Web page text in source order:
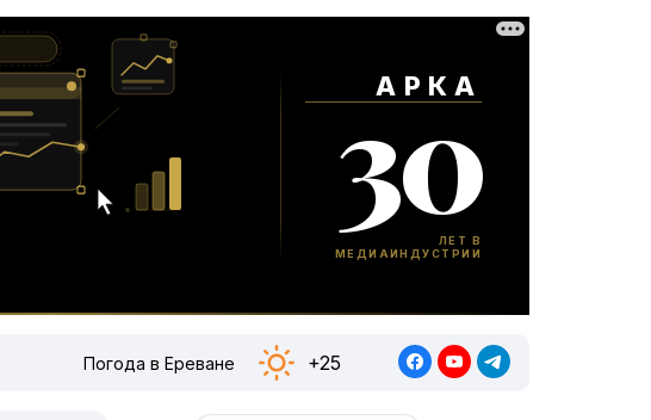
Погода в Ереване +25